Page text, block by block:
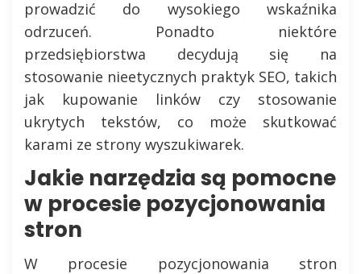
prowadzić do wysokiego wskaźnika
odrzuceń. Ponadto niektóre
przedsiębiorstwa decydują się na
stosowanie nieetycznych praktyk SEO, takich
jak kupowanie linków czy stosowanie
ukrytych tekstów, co może skutkować
karami ze strony wyszukiwarek.
Jakie narzędzia są pomocne
w procesie pozycjonowania
stron
W procesie pozycjonowania stron